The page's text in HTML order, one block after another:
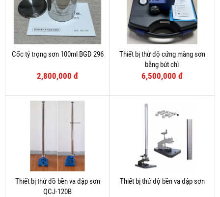
Cốc tỷ trọng sơn 100ml BGD 296
2,800,000 đ
Thiết bị thử độ cứng màng sơn
bằng bút chì
6,500,000 đ
Thiết bị thử đồ bền va đập sơn
QCJ-120B
Thiết bị thử độ bền va đập sơn